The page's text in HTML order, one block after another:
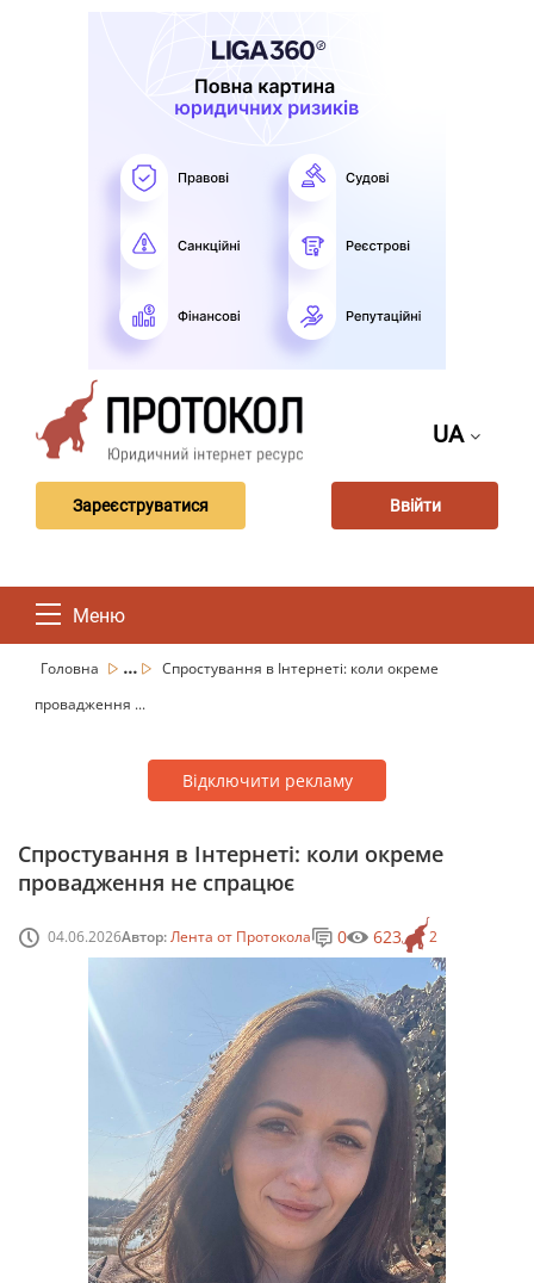
UA
Зареєструватися Ввійти
Меню
Головна ...
Спростування в Інтернеті: коли окреме
провадження ...
Відключити рекламу
Спростування в Інтернеті: коли окреме
провадження не спрацює
04.06.2026Автор:Лента от Протокола 2
0 623